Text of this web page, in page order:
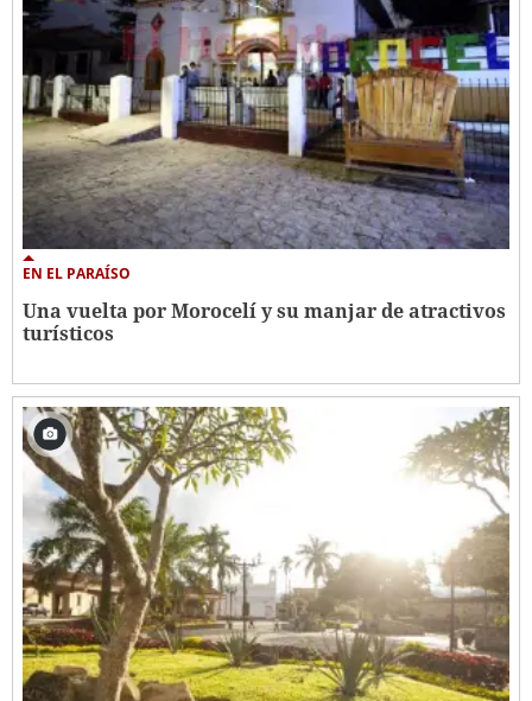
EN EL PARAÍSO
Una vuelta por Morocelí y su manjar de atractivos
turísticos